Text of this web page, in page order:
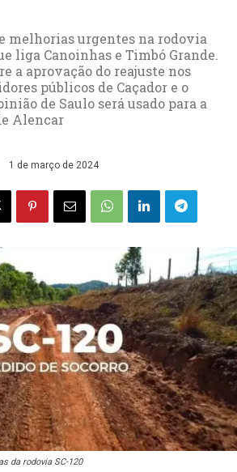
melhorias urgentes na rodovia
liga Canoinhas e Timbó Grande.
a aprovação do reajuste nos
públicos de Caçador e o
de Saulo será usado para a
Alencar
1 de março de 2024
da rodovia SC-120